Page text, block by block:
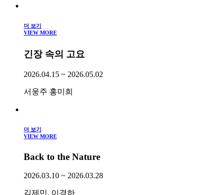
더 보기
VIEW MORE
긴장 속의 고요
2026.04.15 ~ 2026.05.02
서웅주 홍미희
더 보기
VIEW MORE
Back to the Nature
2026.03.10 ~ 2026.03.28
김제민, 이경하